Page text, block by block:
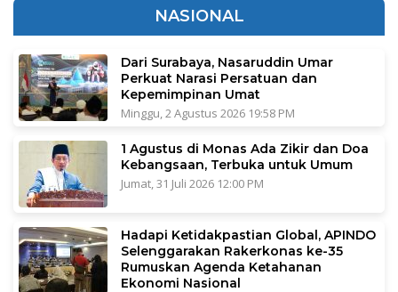
NASIONAL
Dari Surabaya, Nasaruddin Umar
Perkuat Narasi Persatuan dan
Kepemimpinan Umat
Minggu, 2 Agustus 2026 19:58 PM
1 Agustus di Monas Ada Zikir dan Doa
Kebangsaan, Terbuka untuk Umum
Jumat, 31 Juli 2026 12:00 PM
Hadapi Ketidakpastian Global, APINDO
Selenggarakan Rakerkonas ke-35
Rumuskan Agenda Ketahanan
Ekonomi Nasional